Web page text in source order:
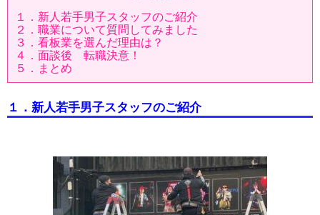
１．新人若手男子スタッフのご紹介
２．職業について質問してみました
３．看板業を選んだ理由は？
４．面談後 転職決意！
５．まとめ
１．新人若手男子スタッフのご紹介